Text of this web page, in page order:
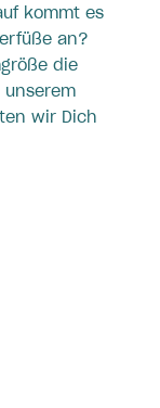
kommt es
an?
die
wir Dich